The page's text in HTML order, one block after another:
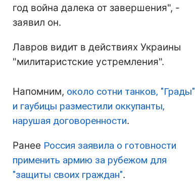
год война далека от завершения", -
заявил он.
Лавров видит в действиях Украины
"милитаристские устремления".
Напомним, около сотни танков, "Грады"
и гаубицы разместили оккупанты,
нарушая договоренности.
Ранее Россия заявила о готовности
применить армию за рубежом для
"защиты своих граждан".